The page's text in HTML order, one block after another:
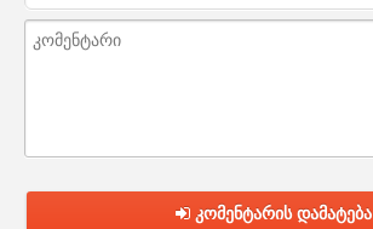
კომენტარის დამატება